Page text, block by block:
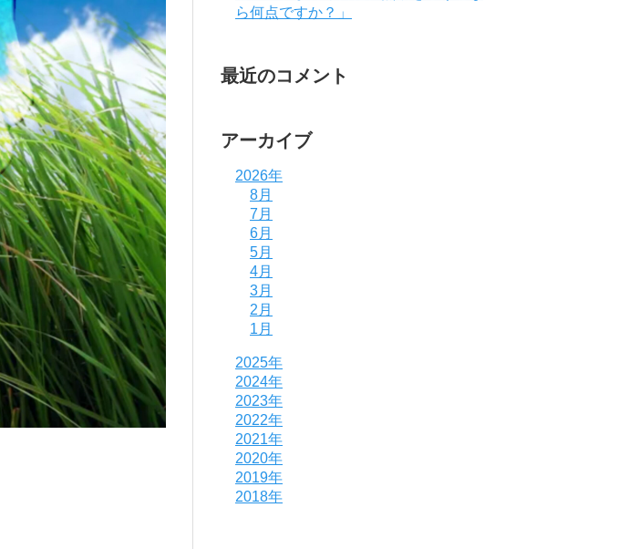
ら何点ですか？」
最近のコメント
アーカイブ
2026年
8月
7月
6月
5月
4月
3月
2月
1月
2025年
2024年
2023年
2022年
2021年
2020年
2019年
2018年